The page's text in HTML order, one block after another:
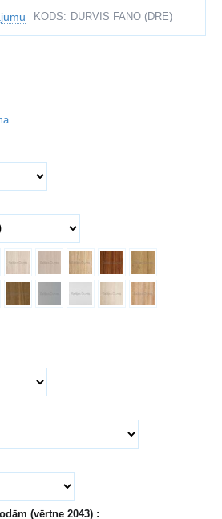
KODS: DURVIS FANO (DRE)
(vērtne 2043) :